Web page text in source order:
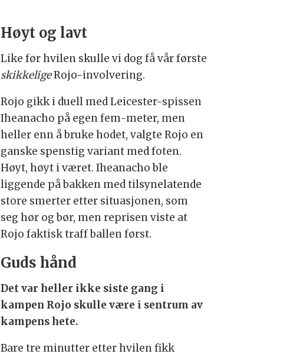
Høyt og lavt
Like før hvilen skulle vi dog få vår første
skikkeligeRojo-involvering.
Rojo gikk i duell med Leicester-spissen
Iheanacho på egen fem-meter, men
heller enn å bruke hodet, valgte Rojo en
ganske spenstig variant med foten.
Høyt, høyt i været. Iheanacho ble
liggende på bakken med tilsynelatende
store smerter etter situasjonen, som
seg hør og bør, men reprisen viste at
Rojo faktisk traff ballen først.
Guds hånd
Det var heller ikke siste gang i
kampen Rojo skulle være i sentrum av
kampens hete.
Bare tre minutter etter hvilen fikk